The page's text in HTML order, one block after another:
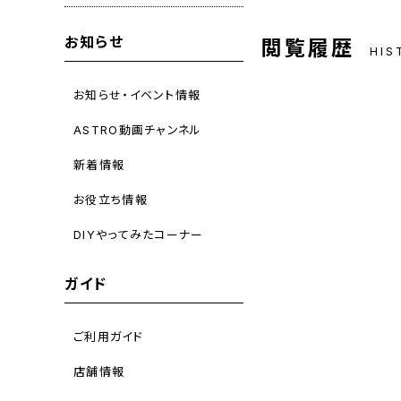
お知らせ
お知らせ・イベント情報
ASTRO動画チャンネル
新着情報
お役立ち情報
DIYやってみたコーナー
ガイド
ご利用ガイド
店舗情報
閲覧履歴